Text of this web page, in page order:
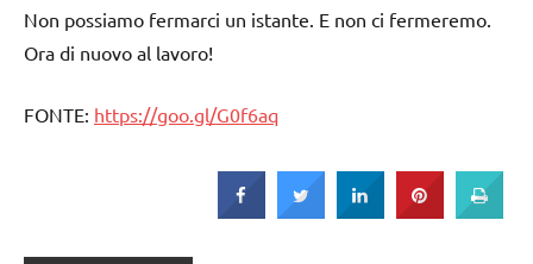
Non possiamo fermarci un istante. E non ci fermeremo.
Ora di nuovo al lavoro!
FONTE: https://goo.gl/G0f6aq